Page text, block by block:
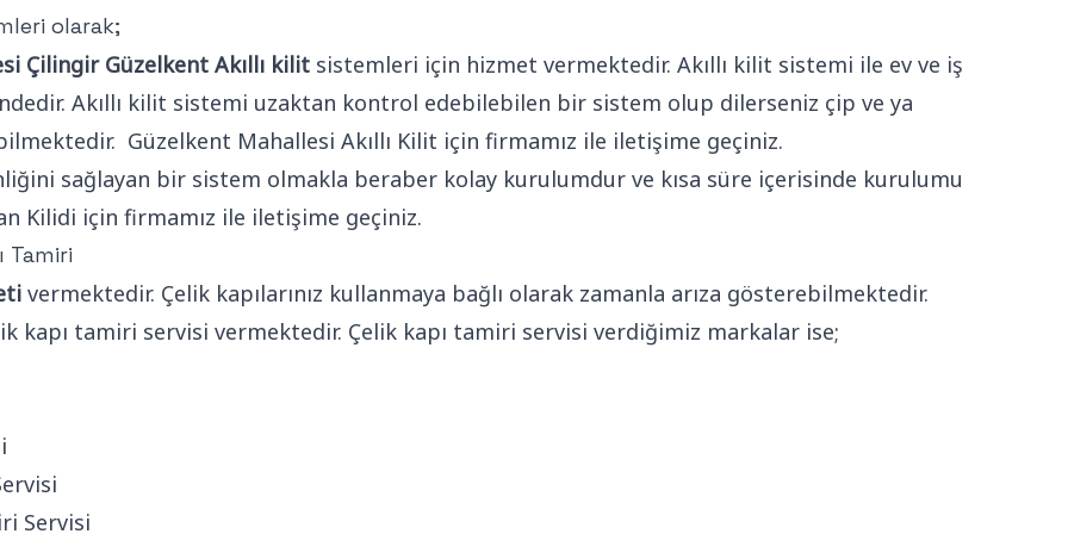
olarak;
Çilingir Güzelkent Akıllı kilit sistemleri için hizmet vermektedir. Akıllı kilit sistemi ile ev ve iş
Akıllı kilit sistemi uzaktan kontrol edebilebilen bir sistem olup dilerseniz çip ve ya
Güzelkent Mahallesi Akıllı Kilit için firmamız ile iletişime geçiniz.
sağlayan bir sistem olmakla beraber kolay kurulumdur ve kısa süre içerisinde kurulumu
Kilidi için firmamız ile iletişime geçiniz.
Tamiri
vermektedir. Çelik kapılarınız kullanmaya bağlı olarak zamanla arıza gösterebilmektedir.
kapı tamiri servisi vermektedir. Çelik kapı tamiri servisi verdiğimiz markalar ise;
Servisi